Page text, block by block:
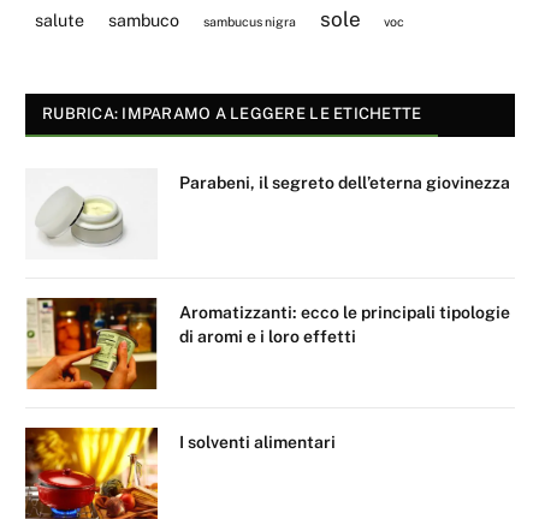
salute sambuco sambucus nigra sole voc
RUBRICA: IMPARAMO A LEGGERE LE ETICHETTE
Parabeni, il segreto dell’eterna giovinezza
Aromatizzanti: ecco le principali tipologie
di aromi e i loro effetti
I solventi alimentari